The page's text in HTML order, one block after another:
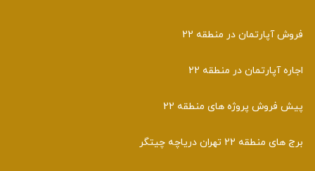
فروش آپارتمان در منطقه 22
اجاره آپارتمان در منطقه 22
پیش فروش پروژه های منطقه 22
برج های منطقه 22 تهران دریاچه چیتگر